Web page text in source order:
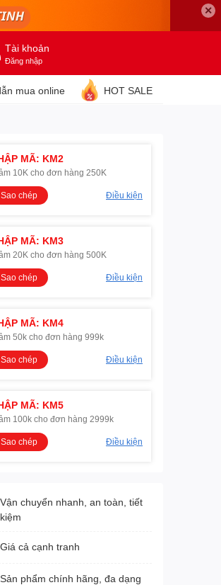
✕
Tài khoản
Đăng nhập
mua online HOT SALE
MÃ: KM2
10K cho đơn hàng 250K
Sao chép Điều kiện
MÃ: KM3
20K cho đơn hàng 500K
Sao chép Điều kiện
MÃ: KM4
50k cho đơn hàng 999k
Sao chép Điều kiện
MÃ: KM5
100k cho đơn hàng 2999k
Sao chép Điều kiện
Vận chuyển nhanh, an toàn, tiết
kiệm
Giá cả cạnh tranh
Sản phẩm chính hãng, đa dạng